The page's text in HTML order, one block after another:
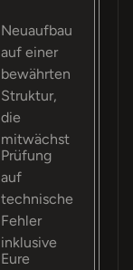
Neuaufbau
auf einer
bewährten
Struktur,
die
mitwächst
Prüfung
auf
technische
Fehler
inklusive
Eure